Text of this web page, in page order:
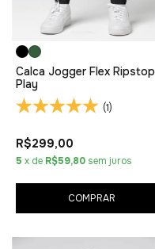
Calca Jogger Flex Ripstop
Play
(1)
R$299,00
5 x de R$59,80 sem juros
COMPRAR